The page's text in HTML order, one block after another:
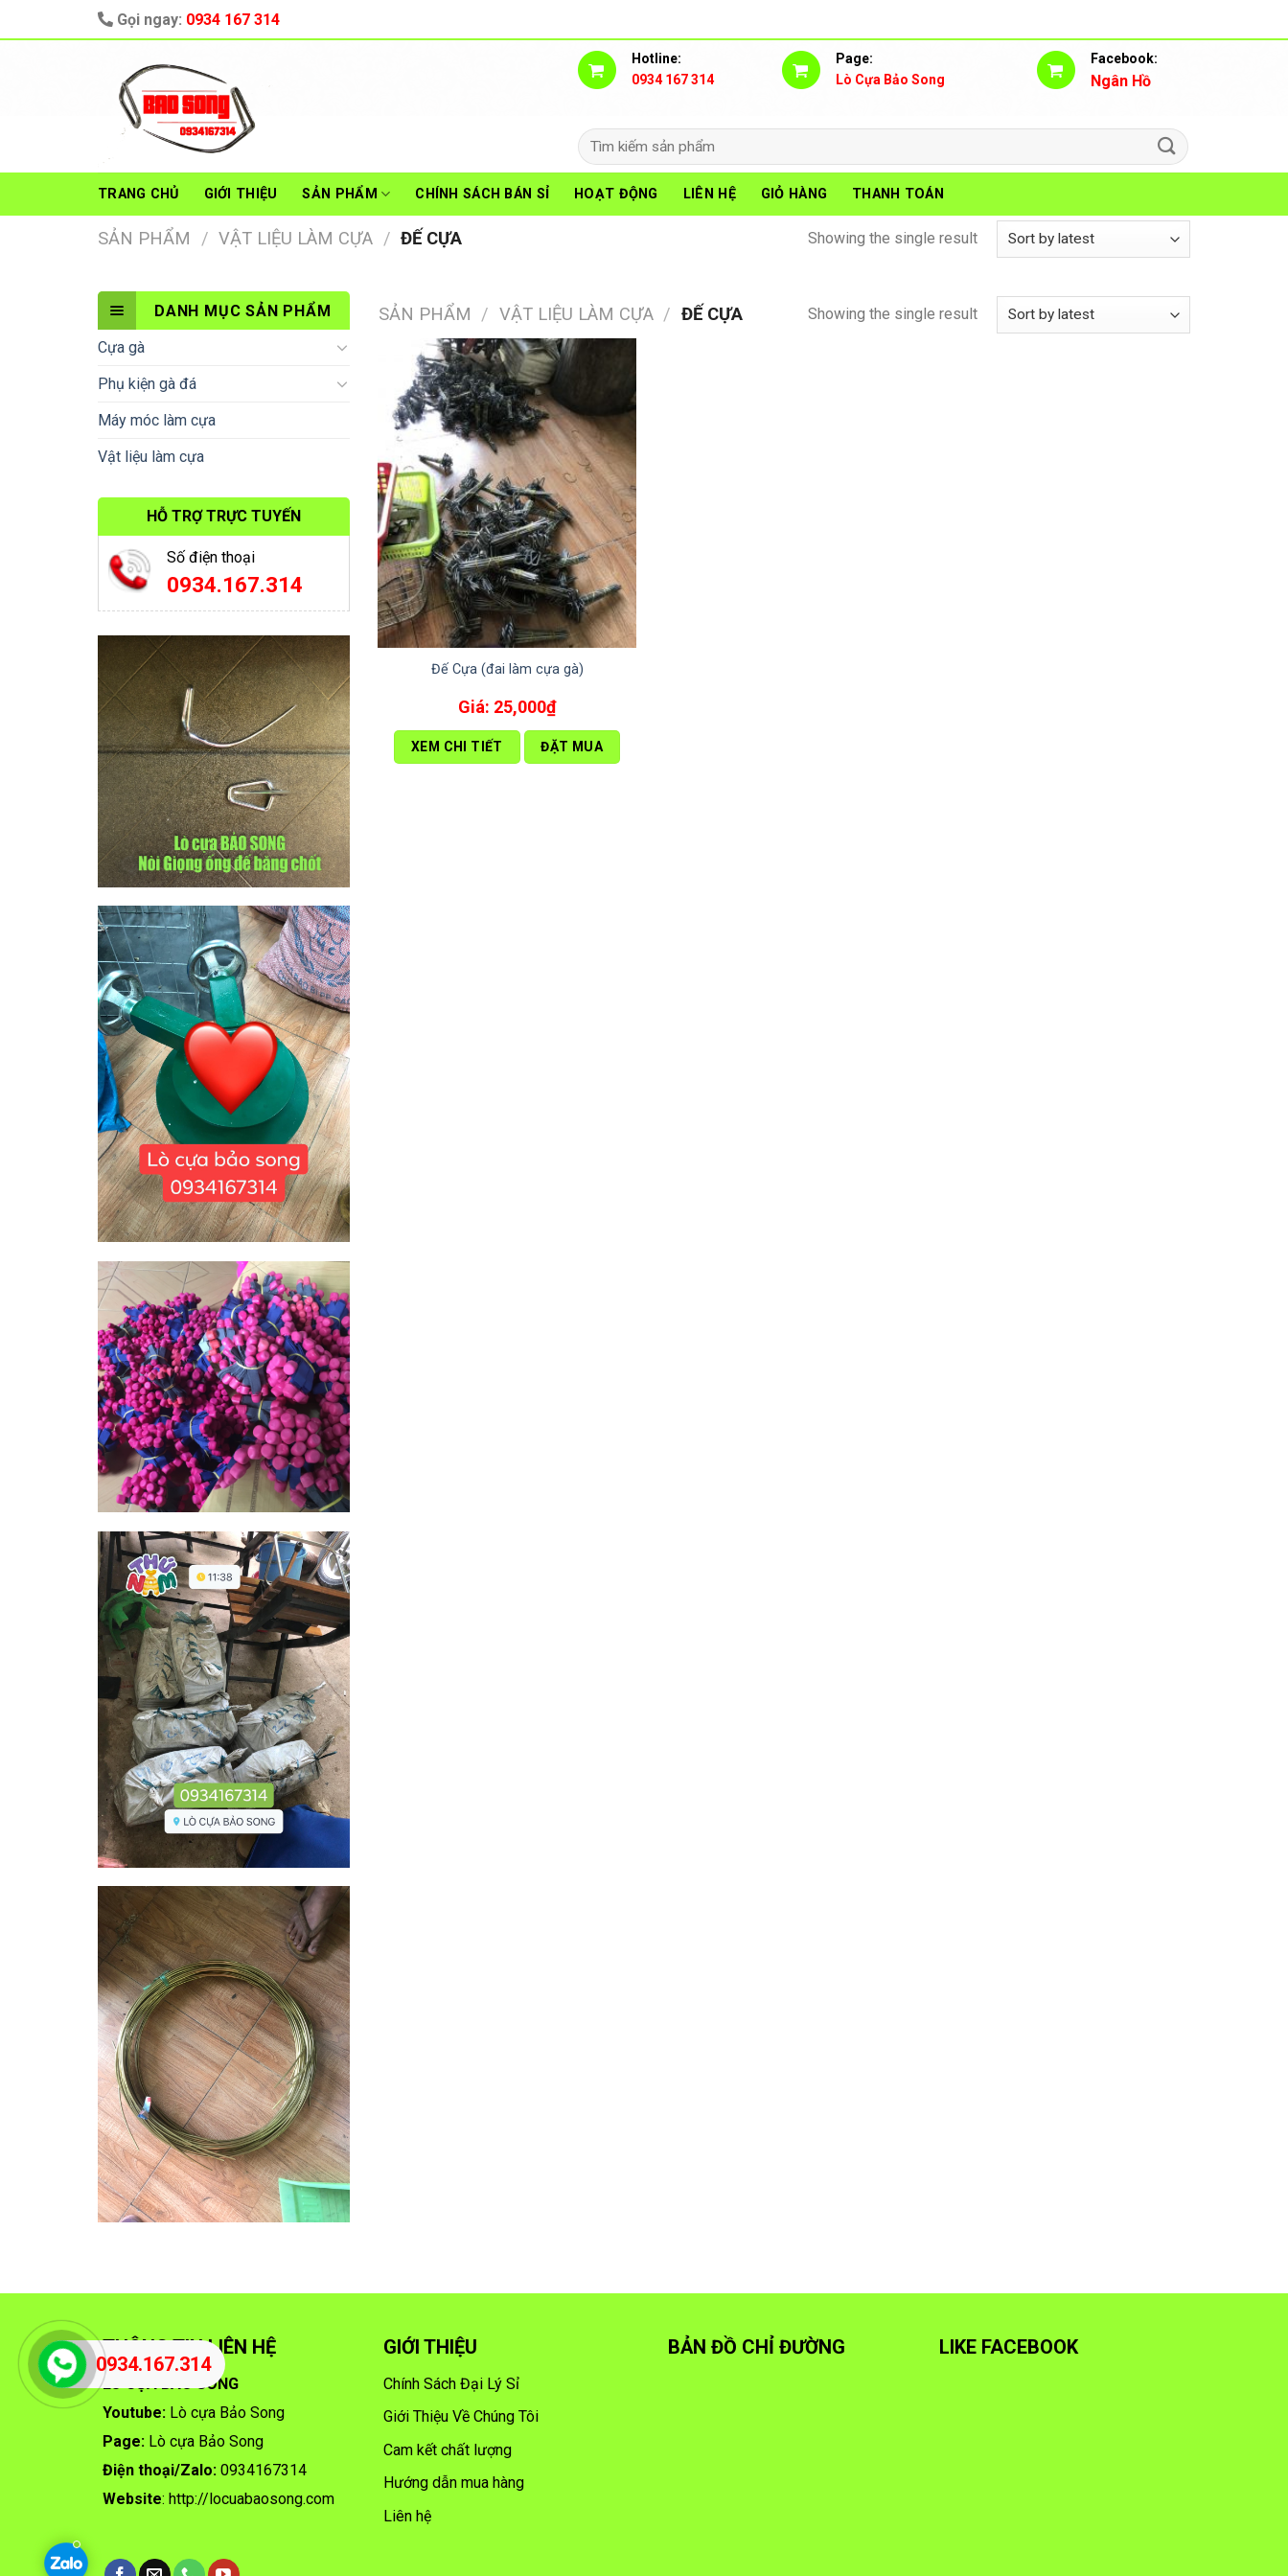
to
Gọi ngay: 0934 167 314
Hotline:
0934 167 314
Page:
Lò Cựa Bảo Song
Facebook:
Ngân Hồ
Search
for:
TRANG CHỦ GIỚI THIỆU SẢN PHẨM CHÍNH SÁCH BÁN SỈ HOẠT ĐỘNG LIÊN HỆ GIỎ HÀNG THANH TOÁN
SẢN PHẨM / VẬT LIỆU LÀM CỰA / ĐẾ CỰA Showing the single result
DANH MỤC SẢN PHẨM
Cựa gà
Phụ kiện gà đá
Máy móc làm cựa
Vật liệu làm cựa
HỖ TRỢ TRỰC TUYẾN
Số điện thoại
0934.167.314
SẢN PHẨM / VẬT LIỆU LÀM CỰA / ĐẾ CỰA Showing the single result
Đế Cựa (đai làm cựa gà)
25,000₫
XEM CHI TIẾT ĐẶT MUA
THÔNG TIN LIÊN HỆ
LÒ CỰA BẢO SONG
Youtube: Lò cựa Bảo Song
Page: Lò cựa Bảo Song
Điện thoại/Zalo: 0934167314
Website: http://locuabaosong.com
GIỚI THIỆU
Chính Sách Đại Lý Sỉ
Giới Thiệu Về Chúng Tôi
Cam kết chất lượng
Hướng dẫn mua hàng
Liên hệ
BẢN ĐỒ CHỈ ĐƯỜNG LIKE FACEBOOK
0934.167.314